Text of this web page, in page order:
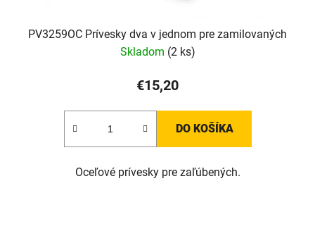
PV3259OC Prívesky dva v jednom pre zamilovaných
Skladom (2 ks)
€15,20
DO KOŠÍKA
Oceľové prívesky pre zaľúbených.